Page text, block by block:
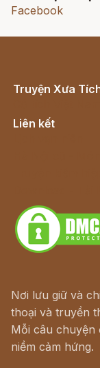
Facebook
Truyện Xưa
Liên kết
Nơi lưu giữ và
thoại và truyền
Mỗi câu chuyện
niềm cảm hứng.